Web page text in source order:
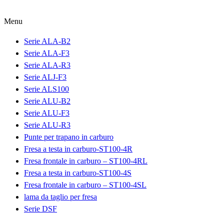
Menu
Serie ALA-B2
Serie ALA-F3
Serie ALA-R3
Serie ALJ-F3
Serie ALS100
Serie ALU-B2
Serie ALU-F3
Serie ALU-R3
Punte per trapano in carburo
Fresa a testa in carburo-ST100-4R
Fresa frontale in carburo – ST100-4RL
Fresa a testa in carburo-ST100-4S
Fresa frontale in carburo – ST100-4SL
lama da taglio per fresa
Serie DSF